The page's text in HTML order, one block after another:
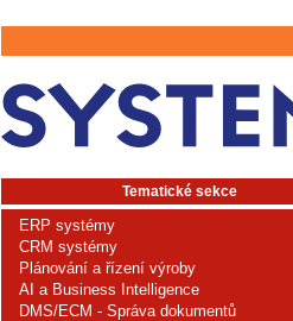
Tematické sekce
ERP systémy
CRM systémy
Plánování a řízení výroby
AI a Business Intelligence
DMS/ECM - Správa dokumentů